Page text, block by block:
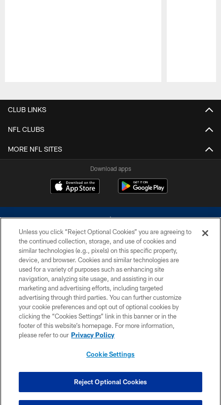
CLUB LINKS
NFL CLUBS
MORE NFL SITES
Download apps
©2026 Dallas Cowboys. All rights reserved. Do not duplicate in any form
without permission of the Dallas Cowboys. The Dallas Cowboys
Cheerleaders will not initiate contact with any person to request personal or
financial information.
PRIVACY POLICY
ACCESSIBILITY
SITE MAP
COOKIE SETTINGS
Unless you click “Reject Optional Cookies” you are agreeing to
the continued collection, storage, and use of cookies and
similar technologies (e.g., pixels) on this specific property,
device, and browser. Cookies and similar technologies are
used for a variety of purposes such as enhancing site
navigation, analyzing site usage, and assisting in our
marketing and advertising efforts, including targeted
advertising through third parties. You can further customize
your cookie preferences and opt out of optional cookies by
clicking the “Cookies Settings” link in this banner or in the
footer of this website’s homepage. For more information,
please refer to our Privacy Policy
Cookie Settings
Reject Optional Cookies